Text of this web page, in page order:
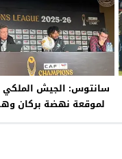
سانتوس: الجيش الملكي
لموقعة نهضة بركان